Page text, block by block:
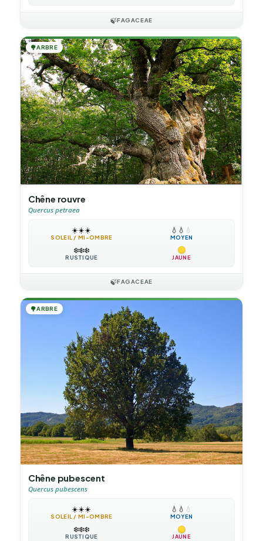
🍃FAGACEAE
🌳ARBRE
Chêne rouvre
Quercus petraea
☀️☀️☀️
SOLEIL / MI-OMBRE
💧 💧 💧
MOYEN
❄️❄️❄️
RUSTIQUE JAUNE
🍃FAGACEAE
🌳ARBRE
Chêne pubescent
Quercus pubescens
☀️☀️☀️
SOLEIL / MI-OMBRE
💧 💧 💧
MOYEN
❄️❄️❄️
RUSTIQUE JAUNE